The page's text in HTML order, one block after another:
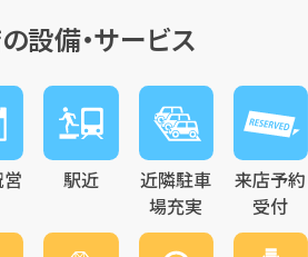
今すぐ査定金額をお伝えいた
無料査定
設備・サービス
駅近
近隣駐車
場充実
来店予約
受付